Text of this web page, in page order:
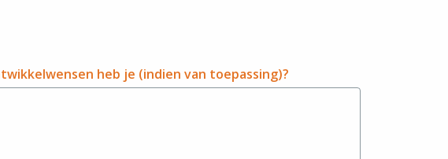
heb je (indien van toepassing)?